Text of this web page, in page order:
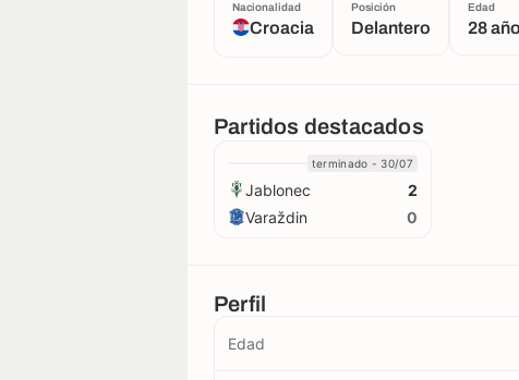
Nacionalidad
Croacia
Posición
Delantero
Edad
28
Partidos destacados
terminado - 30/07
Jablonec
2
Varaždin
0
Perfil
Edad